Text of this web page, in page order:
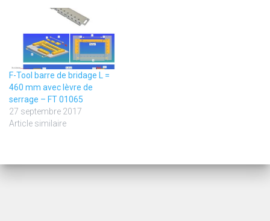
F-Tool barre de bridage L =
460 mm avec lèvre de
serrage – FT 01065
27 septembre 2017
Article similaire